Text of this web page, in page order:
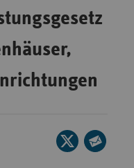
Seite
auf